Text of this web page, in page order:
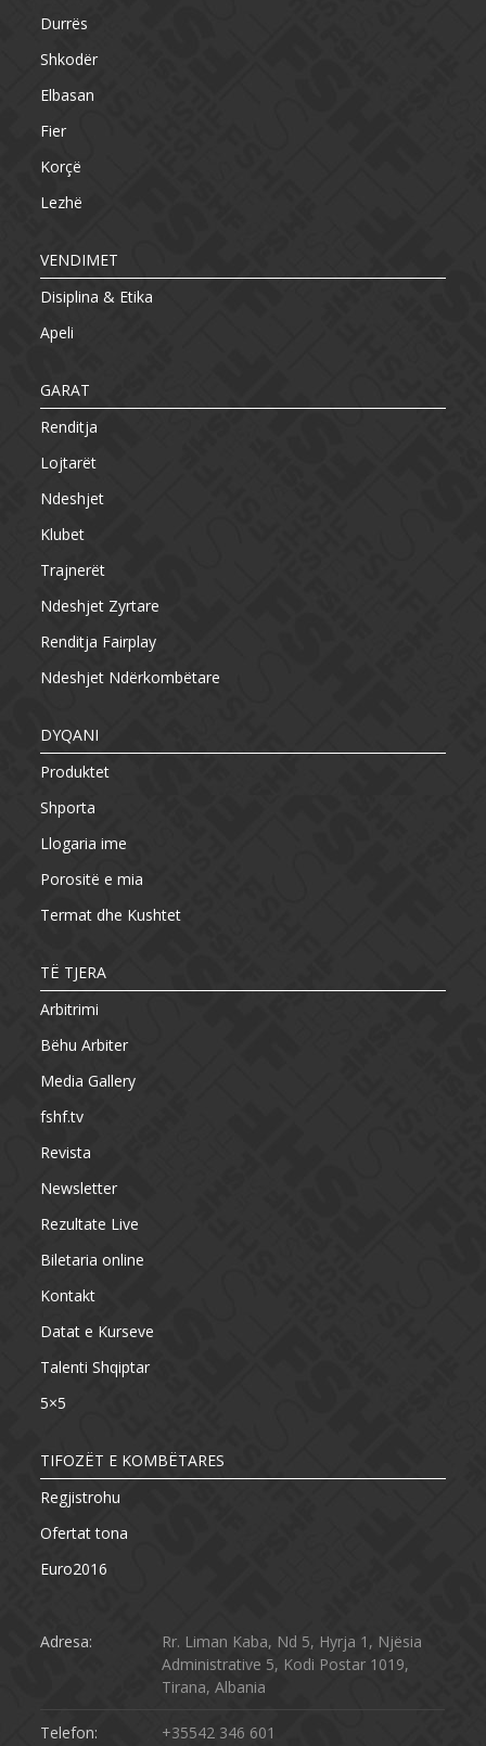
Durrës
Shkodër
Elbasan
Fier
Korçë
Lezhë
VENDIMET
Disiplina & Etika
Apeli
GARAT
Renditja
Lojtarët
Ndeshjet
Klubet
Trajnerët
Ndeshjet Zyrtare
Renditja Fairplay
Ndeshjet Ndërkombëtare
DYQANI
Produktet
Shporta
Llogaria ime
Porositë e mia
Termat dhe Kushtet
TË TJERA
Arbitrimi
Bëhu Arbiter
Media Gallery
fshf.tv
Revista
Newsletter
Rezultate Live
Biletaria online
Kontakt
Datat e Kurseve
Talenti Shqiptar
5×5
TIFOZËT E KOMBËTARES
Regjistrohu
Ofertat tona
Euro2016
Adresa:
Rr. Liman Kaba, Nd 5, Hyrja 1, Njësia
Administrative 5, Kodi Postar 1019,
Tirana, Albania
Telefon: +35542 346 601